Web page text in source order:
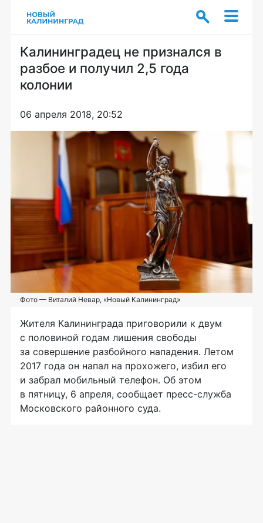
Калининградец не признался в
разбое и получил 2,5 года
колонии
06 апреля 2018, 20:52
Фото — Виталий Невар, «Новый Калининград»
Жителя Калининграда приговорили к двум
с половиной годам лишения свободы
за совершение разбойного нападения. Летом
2017 года он напал на прохожего, избил его
и забрал мобильный телефон. Об этом
в пятницу, 6 апреля, сообщает пресс-служба
Московского районного суда.